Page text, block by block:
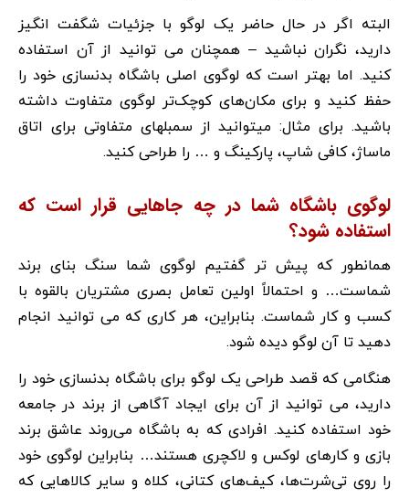
البته اگر در حال حاضر یک لوگو با جزئیات شگفت انگیز
دارید، نگران نباشید – همچنان می توانید از آن استفاده
کنید. اما بهتر است که لوگوی اصلی باشگاه بدنسازی خود را
حفظ کنید و برای مکان‌های کوچک‌تر لوگوی متفاوت داشته
باشید. برای مثال: میتوانید از سمبلهای متفاوتی برای اتاق
ماساژ، کافی شاپ، پارکینگ و … را طراحی کنید.
لوگوی باشگاه شما در چه جاهایی قرار است که
استفاده شود؟
همانطور که پیش تر گفتیم لوگوی شما سنگ بنای برند
شماست… و احتمالاً اولین تعامل بصری مشتریان بالقوه با
کسب و کار شماست. بنابراین، هر کاری که می توانید انجام
دهید تا آن لوگو دیده شود.
هنگامی که قصد طراحی یک لوگو برای باشگاه بدنسازی خود را
دارید، می توانید از آن برای ایجاد آگاهی از برند در جامعه
خود استفاده کنید. افرادی که به باشگاه می‌روند عاشق برند
بازی و کارهای لوکس و لاکچری هستند… بنابراین لوگوی خود
را روی تی‌شرت‌ها، کیف‌های کتانی، کلاه و سایر کالاهایی که